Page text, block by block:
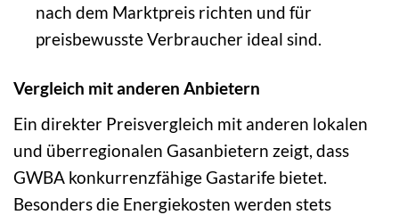
nach dem Marktpreis richten und für
preisbewusste Verbraucher ideal sind.
Vergleich mit anderen Anbietern
Ein direkter Preisvergleich mit anderen lokalen
und überregionalen Gasanbietern zeigt, dass
GWBA konkurrenzfähige Gastarife bietet.
Besonders die Energiekosten werden stets